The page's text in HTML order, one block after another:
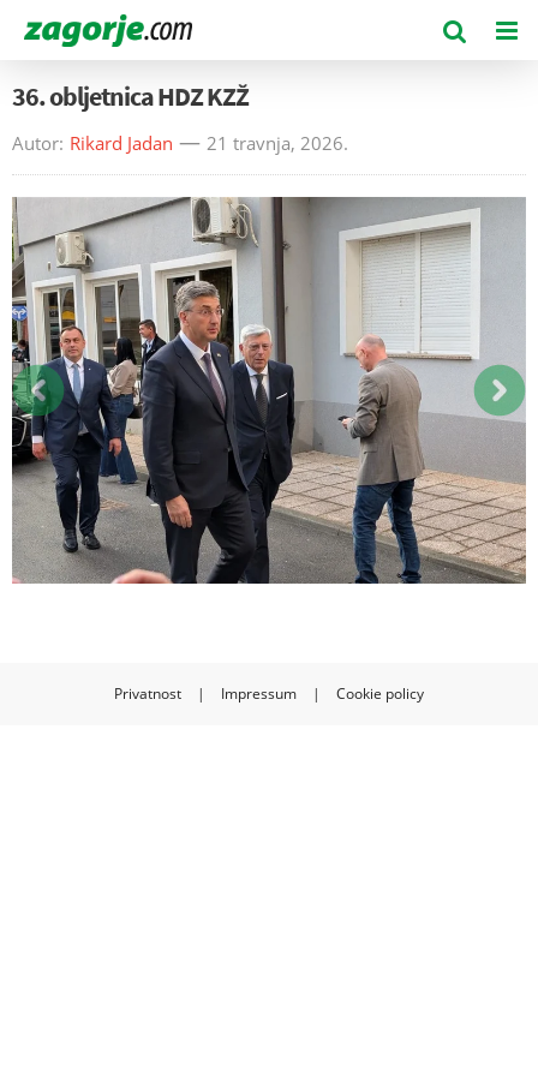
36. obljetnica HDZ KZŽ
Autor: Rikard Jadan 21 travnja, 2026.
Privatnost | Impressum | Cookie policy